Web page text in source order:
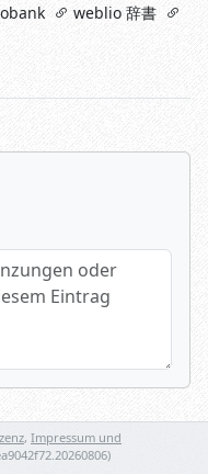
weblio 辞書
oder
, Impressum und
)